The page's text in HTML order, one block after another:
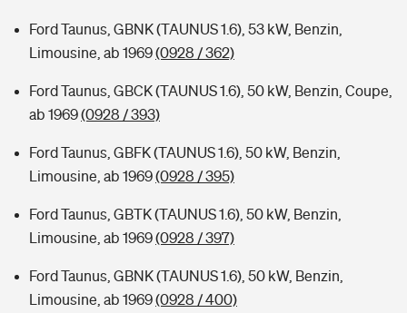
Ford Taunus, GBNK (TAUNUS 1.6), 53 kW, Benzin,
Limousine, ab 1969(0928 / 362)
Ford Taunus, GBCK (TAUNUS 1.6), 50 kW, Benzin, Coupe,
ab 1969(0928 / 393)
Ford Taunus, GBFK (TAUNUS 1.6), 50 kW, Benzin,
Limousine, ab 1969(0928 / 395)
Ford Taunus, GBTK (TAUNUS 1.6), 50 kW, Benzin,
Limousine, ab 1969(0928 / 397)
Ford Taunus, GBNK (TAUNUS 1.6), 50 kW, Benzin,
Limousine, ab 1969(0928 / 400)